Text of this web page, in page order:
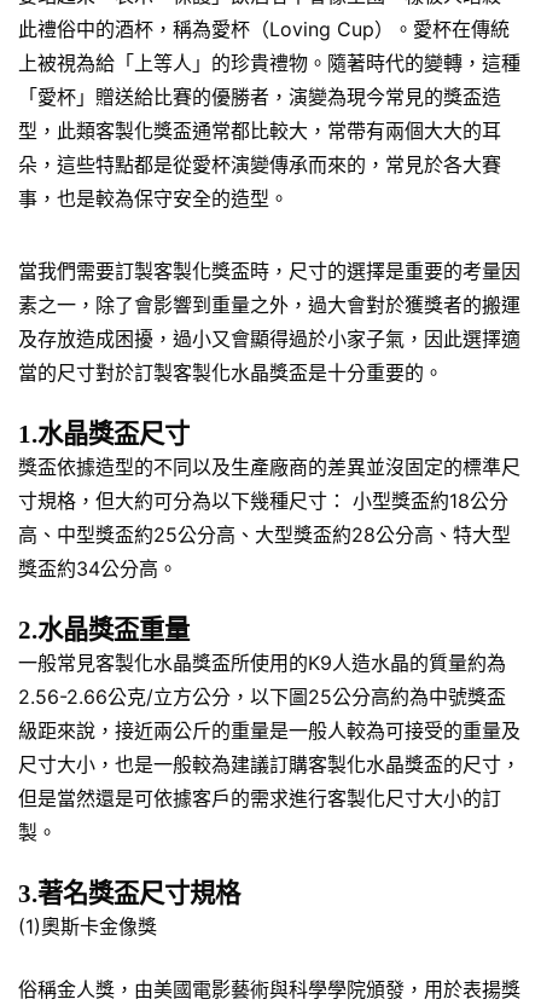
此禮俗中的酒杯，稱為愛杯（Loving Cup）。愛杯在傳統
上被視為給「上等人」的珍貴禮物。隨著時代的變轉，這種
「愛杯」贈送給比賽的優勝者，演變為現今常見的獎盃造
型，此類客製化獎盃通常都比較大，常帶有兩個大大的耳
朵，這些特點都是從愛杯演變傳承而來的，常見於各大賽
事，也是較為保守安全的造型。
當我們需要訂製客製化獎盃時，尺寸的選擇是重要的考量因
素之一，除了會影響到重量之外，過大會對於獲獎者的搬運
及存放造成困擾，過小又會顯得過於小家子氣，因此選擇適
當的尺寸對於訂製客製化水晶獎盃是十分重要的。
1.水晶獎盃尺寸
獎盃依據造型的不同以及生產廠商的差異並沒固定的標準尺
寸規格，但大約可分為以下幾種尺寸： 小型獎盃約18公分
高、中型獎盃約25公分高、大型獎盃約28公分高、特大型
獎盃約34公分高。
2.水晶獎盃重量
一般常見客製化水晶獎盃所使用的K9人造水晶的質量約為
2.56-2.66公克/立方公分，以下圖25公分高約為中號獎盃
級距來說，接近兩公斤的重量是一般人較為可接受的重量及
尺寸大小，也是一般較為建議訂購客製化水晶獎盃的尺寸，
但是當然還是可依據客戶的需求進行客製化尺寸大小的訂
製。
3.著名獎盃尺寸規格
(1)奧斯卡金像獎
俗稱金人獎，由美國電影藝術與科學學院頒發，用於表揚獎